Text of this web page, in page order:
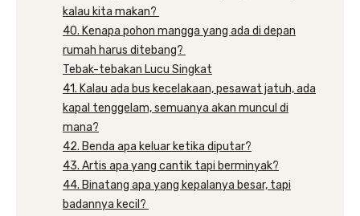
kalau kita makan?
40. Kenapa pohon mangga yang ada di depan
rumah harus ditebang?
Tebak-tebakan Lucu Singkat
41. Kalau ada bus kecelakaan, pesawat jatuh, ada
kapal tenggelam, semuanya akan muncul di
mana?
42. Benda apa keluar ketika diputar?
43. Artis apa yang cantik tapi berminyak?
44. Binatang apa yang kepalanya besar, tapi
badannya kecil?